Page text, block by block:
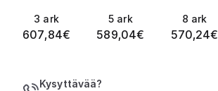
3 ark
607,84€
5 ark
589,04€
8 ark
570,24€
Kysyttävää?